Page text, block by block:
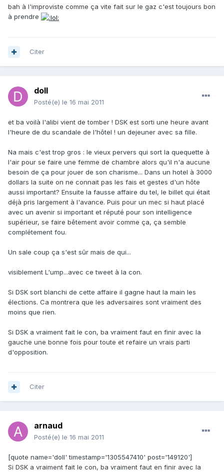
bah à l'improviste comme ça vite fait sur le gaz c'est toujours bon
à prendre
Citer
doll
Posté(e) le 16 mai 2011
et ba voilà l'alibi vient de tomber ! DSK est sorti une heure avant
l'heure de du scandale de l'hôtel ! un dejeuner avec sa fille.
Na mais c'est trop gros : le vieux pervers qui sort la quequette à
l'air pour se faire une femme de chambre alors qu'il n'a aucune
besoin de ça pour jouer de son charisme... Dans un hotel à 3000
dollars la suite on ne connait pas les fais et gestes d'un hôte
aussi important? Ensuite la fausse affaire du tel, le billet qui était
déjà pris largement à l'avance. Puis pour un mec si haut placé
avec un avenir si important et réputé pour son intelligence
supérieur, se faire bêtement avoir comme ça, ça semble
complétement fou.
Un sale coup ça s'est sûr mais de qui...
visiblement L'ump...avec ce tweet à la con.
Si DSK sort blanchi de cette affaire il gagne haut la main les
élections. Ca montrera que les adversaires sont vraiment des
moins que rien.
Si DSK a vraiment fait le con, ba vraiment faut en finir avec la
gauche une bonne fois pour toute et refaire un vrais parti
d'opposition.
Citer
arnaud
Posté(e) le 16 mai 2011
[quote name='doll' timestamp='1305547410' post='149120']
Si DSK a vraiment fait le con, ba vraiment faut en finir avec la